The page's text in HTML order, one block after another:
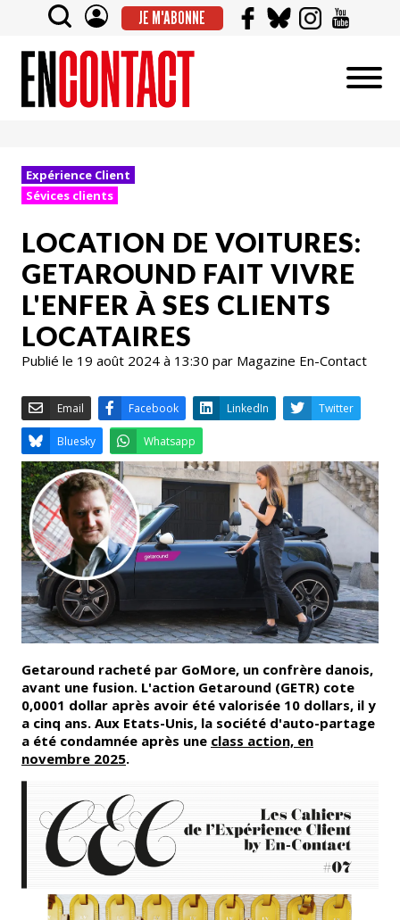
JE M'ABONNE
Expérience Client
Sévices clients
LOCATION DE VOITURES:
GETAROUND FAIT VIVRE
L'ENFER À SES CLIENTS
LOCATAIRES
Publié le 19 août 2024 à 13:30 par Magazine En-Contact
Email Facebook LinkedIn
Bluesky Whatsapp
Getaround racheté par GoMore, un confrère danois,
avant une fusion. L'action Getaround (GETR) cote
0,0001 dollar après avoir été valorisée 10 dollars, il y
a cinq ans. Aux Etats-Unis, la société d'auto-partage
a été condamnée après une class action, en
novembre 2025.